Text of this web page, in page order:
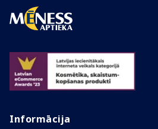
Informācija